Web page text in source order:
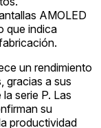
AMOLED
que indica
un rendimiento
gracias a sus
serie P. Las
su
productividad